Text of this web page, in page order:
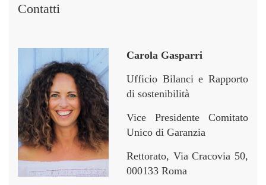
Contatti
Carola Gasparri
Ufficio Bilanci e Rapporto
di sostenibilità
Vice Presidente Comitato
Unico di Garanzia
Rettorato, Via Cracovia 50,
000133 Roma